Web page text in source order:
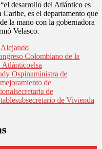
desarrollo del Atlántico es
es el departamento que
la mano con la gobernadora
Velasco.
Alejando
Colombiano de la
Atlánticoelsa
Ospinaministra de
de
secretaria de
subsecretario de Vivienda